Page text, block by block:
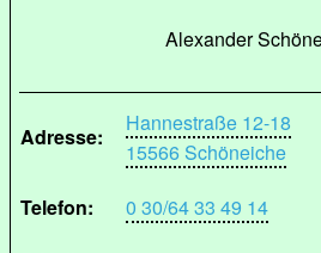
Alexander
Adresse:
Hannestraße 12-18
15566 Schöneiche
Telefon:
0 30/64 33 49 14